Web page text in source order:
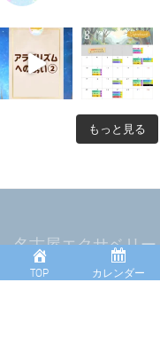
もっと見る
名古屋エクサベリ
ラズリ ©
TOP カレンダー